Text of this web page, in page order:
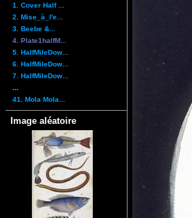
1. Cover Half ...
2. Mise_à_l'e...
3. Beebe &...
4. Plate1halfM...
5. HalfMileDow...
6. HalfMileDow...
7. HalfMileDow...
41. Mola Mola...
Image aléatoire